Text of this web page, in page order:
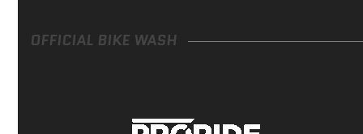
OFFICIAL BIKE WASH